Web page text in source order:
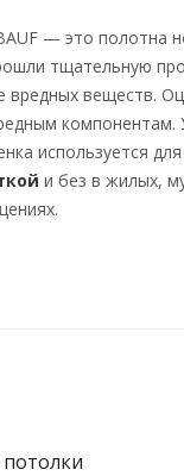
— это полотна
тщательную
вредных веществ.
компонентам.
используется
и без в жилых,